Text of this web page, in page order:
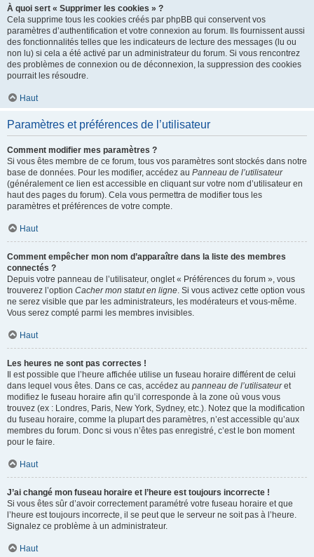
À quoi sert « Supprimer les cookies » ?
Cela supprime tous les cookies créés par phpBB qui conservent vos
paramètres d’authentification et votre connexion au forum. Ils fournissent aussi
des fonctionnalités telles que les indicateurs de lecture des messages (lu ou
non lu) si cela a été activé par un administrateur du forum. Si vous rencontrez
des problèmes de connexion ou de déconnexion, la suppression des cookies
pourrait les résoudre.
Haut
Paramètres et préférences de l’utilisateur
Comment modifier mes paramètres ?
Si vous êtes membre de ce forum, tous vos paramètres sont stockés dans notre
base de données. Pour les modifier, accédez au Panneau de l’utilisateur
(généralement ce lien est accessible en cliquant sur votre nom d’utilisateur en
haut des pages du forum). Cela vous permettra de modifier tous les
paramètres et préférences de votre compte.
Haut
Comment empêcher mon nom d’apparaître dans la liste des membres
connectés ?
Depuis votre panneau de l’utilisateur, onglet « Préférences du forum », vous
trouverez l’option Cacher mon statut en ligne. Si vous activez cette option vous
ne serez visible que par les administrateurs, les modérateurs et vous-même.
Vous serez compté parmi les membres invisibles.
Haut
Les heures ne sont pas correctes !
Il est possible que l’heure affichée utilise un fuseau horaire différent de celui
dans lequel vous êtes. Dans ce cas, accédez au panneau de l’utilisateuret
modifiez le fuseau horaire afin qu’il corresponde à la zone où vous vous
trouvez (ex : Londres, Paris, New York, Sydney, etc.). Notez que la modification
du fuseau horaire, comme la plupart des paramètres, n’est accessible qu’aux
membres du forum. Donc si vous n’êtes pas enregistré, c’est le bon moment
pour le faire.
Haut
J’ai changé mon fuseau horaire et l’heure est toujours incorrecte !
Si vous êtes sûr d’avoir correctement paramétré votre fuseau horaire et que
l’heure est toujours incorrecte, il se peut que le serveur ne soit pas à l’heure.
Signalez ce problème à un administrateur.
Haut